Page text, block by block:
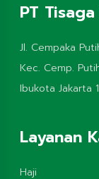
PT
Jl. Cempaka
Kec. Cemp.
Ibukota Jakarta
Layanan
Haji